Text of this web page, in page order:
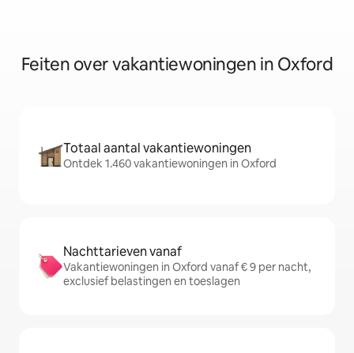
Feiten over vakantiewoningen in Oxford
Totaal aantal vakantiewoningen
Ontdek 1.460 vakantiewoningen in Oxford
Nachttarieven vanaf
Vakantiewoningen in Oxford vanaf € 9 per nacht,
exclusief belastingen en toeslagen